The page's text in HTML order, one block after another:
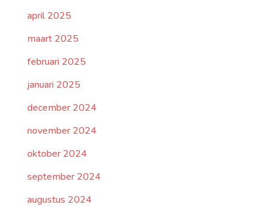
april 2025
maart 2025
februari 2025
januari 2025
december 2024
november 2024
oktober 2024
september 2024
augustus 2024